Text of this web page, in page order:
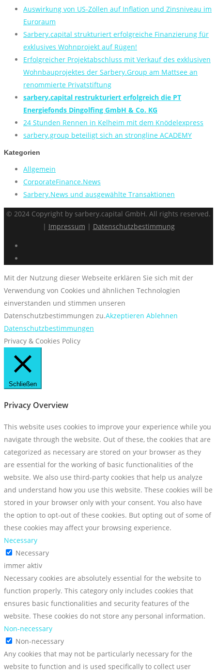
Auswirkung von US-Zöllen auf Inflation und Zinsniveau im
Euroraum
Sarbery.capital strukturiert erfolgreiche Finanzierung für
exklusives Wohnprojekt auf Rügen!
Erfolgreicher Projektabschluss mit Verkauf des exklusiven
Wohnbauprojektes der Sarbery.Group am Mattsee an
renommierte Privatstiftung
sarbery.capital restrukturiert erfolgreich die PT
Energiefonds Dingolfing GmbH & Co. KG
24 Stunden Rennen in Kelheim mit dem Knödelexpress
sarbery.group beteiligt sich an strongline ACADEMY
Kategorien
Allgemein
CorporateFinance.News
Sarbery.News und ausgewählte Transaktionen
© 2024 Copyright by sarbery.capital GmbH. All rights reserved.
| Impressum | Datenschutzbestimmung
Mit der Nutzung dieser Webseite erklären Sie sich mit der
Verwendung von Cookies und ähnlichen Technologien
einverstanden und stimmen unseren
Datenschutzbestimmungen zu.Akzeptieren Ablehnen
Datenschutzbestimmungen
Privacy & Cookies Policy
Schließen
Privacy Overview
This website uses cookies to improve your experience while you
navigate through the website. Out of these, the cookies that are
categorized as necessary are stored on your browser as they
are essential for the working of basic functionalities of the
website. We also use third-party cookies that help us analyze
and understand how you use this website. These cookies will be
stored in your browser only with your consent. You also have
the option to opt-out of these cookies. But opting out of some of
these cookies may affect your browsing experience.
Necessary
Necessary
immer aktiv
Necessary cookies are absolutely essential for the website to
function properly. This category only includes cookies that
ensures basic functionalities and security features of the
website. These cookies do not store any personal information.
Non-necessary
Non-necessary
Any cookies that may not be particularly necessary for the
website to function and is used specifically to collect user